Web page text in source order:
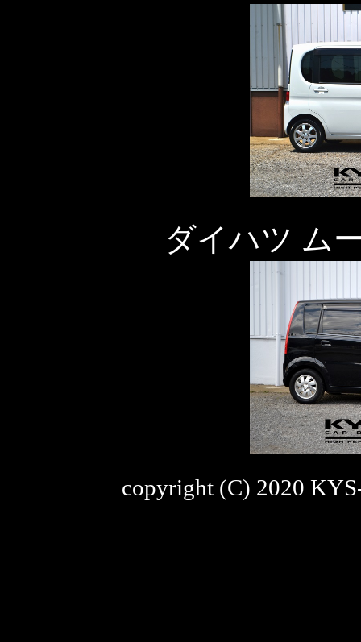
ダイハツ ム
copyright (C) 2020